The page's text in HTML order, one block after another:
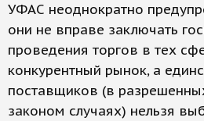
УФАС неоднократно
они не вправе заключать
проведения торгов в тех
конкурентный рынок, а
поставщиков (в
законом случаях) нельзя